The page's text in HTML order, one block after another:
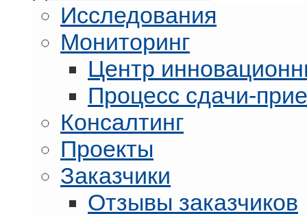
Исследования
Мониторинг
Центр
Процесс сдачи-
Консалтинг
Проекты
Заказчики
Отзывы заказчиков